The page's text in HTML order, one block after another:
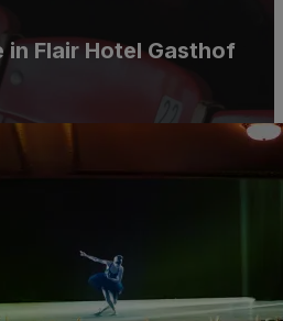
in Flair Hotel Gasthof